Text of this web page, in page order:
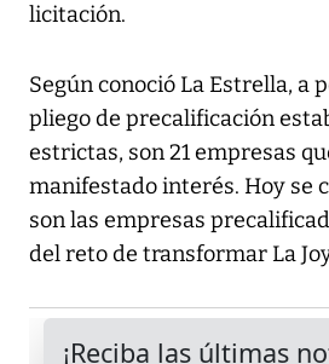
licitación.
Según conoció La Estrella, a
pliego de precalificación
estrictas, son 21 empresas
manifestado interés. Hoy se
son las empresas
del reto de transformar La